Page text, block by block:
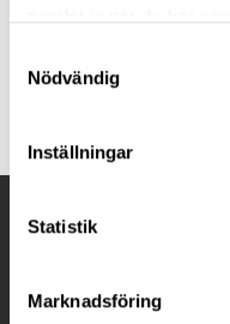
Nödvändig
Inställningar
Statistik
Marknadsföring